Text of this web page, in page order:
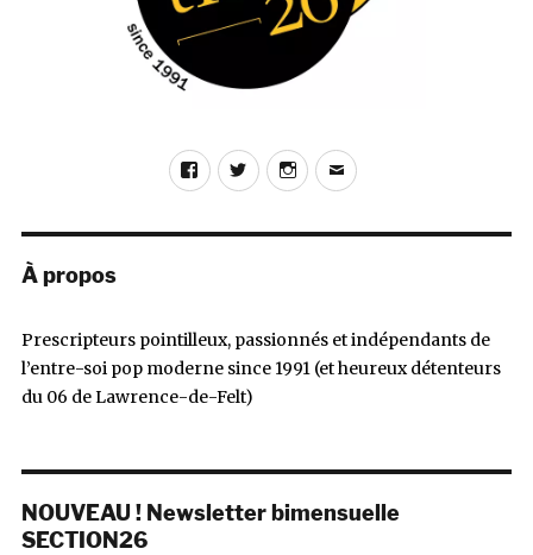
FacebookTwitterInstagram
E-
À propos
Prescripteurs pointilleux, passionnés et indépendants de
l’entre-soi pop moderne since 1991 (et heureux détenteurs
du 06 de Lawrence-de-Felt)
NOUVEAU ! Newsletter bimensuelle
SECTION26